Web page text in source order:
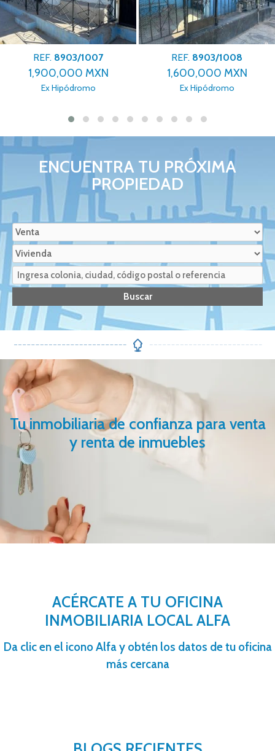
REF. 8903/1008
1,600,000 MXN
Ex Hipódromo
REF. 8903/1009
2,500,000 MXN
Azteca
ENCUENTRA TU PRÓXIMA
PROPIEDAD
Tu inmobiliaria de confianza para venta
y renta de inmuebles
ACÉRCATE A TU OFICINA
INMOBILIARIA LOCAL ALFA
Da clic en el icono Alfa y obtén los datos de tu oficina
más cercana